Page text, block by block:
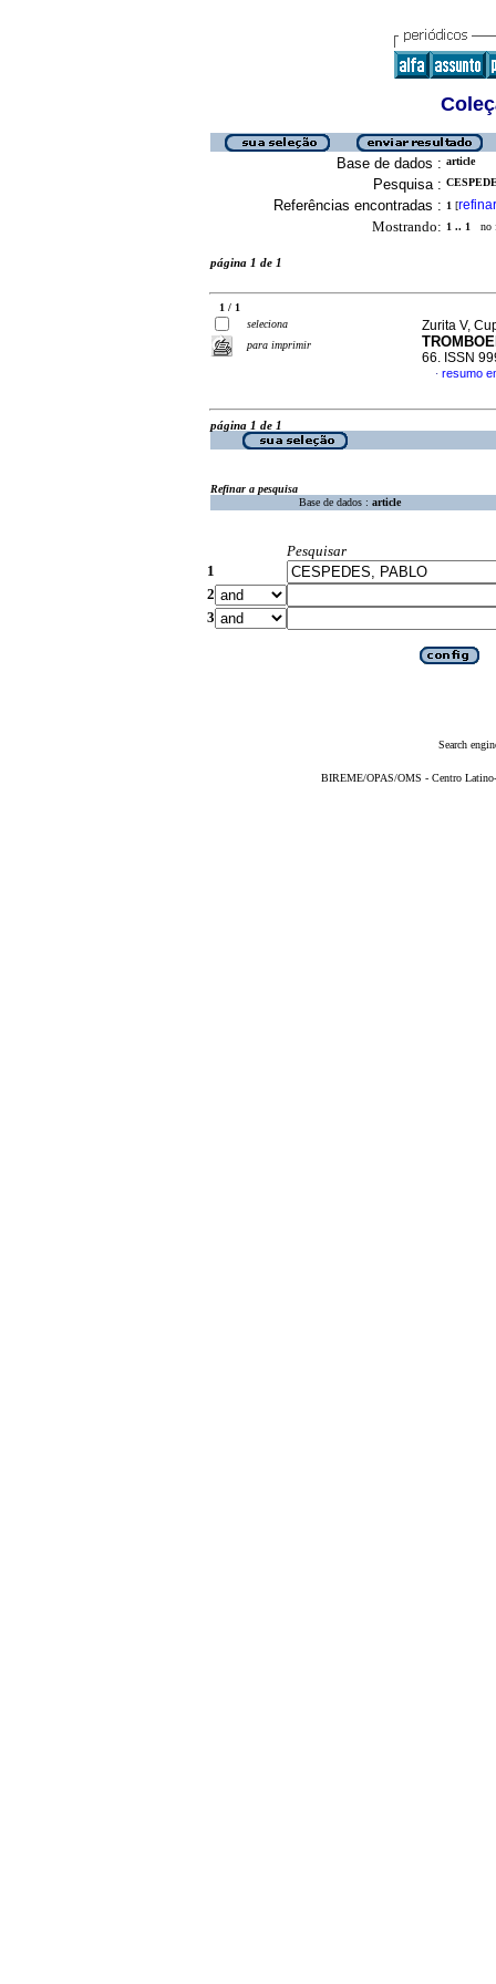
Base de dados : article
Pesquisa :
Referências encontradas : 1 [refinar
Mostrando: 1 .. 1 no
página 1 de 1
1 / 1
seleciona
para imprimir
Zurita V,
66. ISSN
· resumo
página 1 de 1
Refinar a pesquisa
Base de dados : article
Pesquisar
1
2
3
Search
BIREME/OPAS/OMS - Centro Latino-